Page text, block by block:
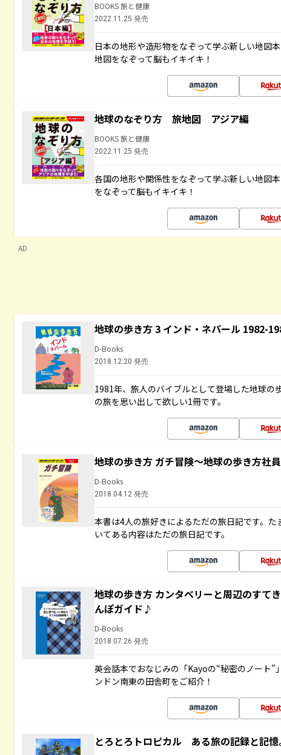
BOOKS 旅と健康
2022.11.25 発売
日本の地形や造形物をなぞって学ぶ新しい地図
地図をなぞって脳もイキイキ！
地球のなぞり方 旅地図 アジア編
BOOKS 旅と健康
2022.11.25 発売
各国の地形や関係性をなぞって学ぶ新しい地図
をなぞって脳もイキイキ！
AD
地球の歩き方 3 インド・ネパール 1982-
D-Books
2018.12.20 発売
1981年、旅人のバイブルとして登場した地球
の旅を思い出して欲しい1冊です。
地球の歩き方 ガチ冒険～地球の歩き方社
D-Books
2018.04.12 発売
本書は4人の旅好きによるただの旅日記です。
いてある内容はただの旅日記です。
地球の歩き方 カンタベリーと周辺のすて
んぽガイド♪
D-Books
2018.07.26 発売
英会話本でおなじみの「Kayoの“秘密のノート
ンドン南東の田舎町をご紹介！
とろとろトロピカル ある旅の記録と記